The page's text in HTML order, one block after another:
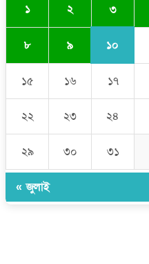
১ ২ ৩
৮ ৯ ১০
১৫ ১৬ ১৭
২২ ২৩ ২৪
২৯ ৩০ ৩১
« জুলাই